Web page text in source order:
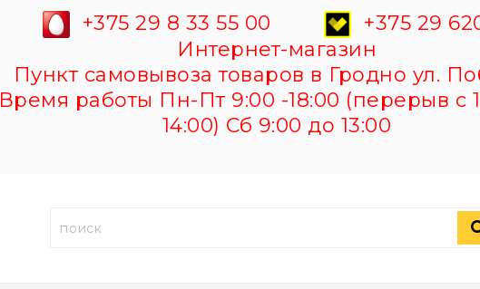
+375 29 8 33 55 00
+375 29
Интернет-магазин
Пункт самовывоза товаров в Гродно ул.
Время работы Пн-Пт 9:00 -18:00 (перерыв с
14:00) Сб 9:00 до 13:00